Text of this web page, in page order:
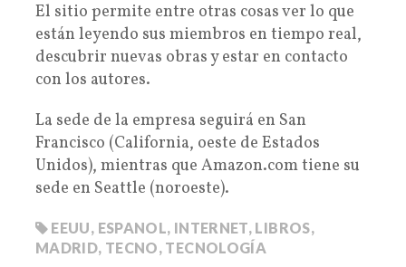
El sitio permite entre otras cosas ver lo que
están leyendo sus miembros en tiempo real,
descubrir nuevas obras y estar en contacto
con los autores.
La sede de la empresa seguirá en San
Francisco (California, oeste de Estados
Unidos), mientras que Amazon.com tiene su
sede en Seattle (noroeste).
EEUU, ESPANOL, INTERNET, LIBROS,
MADRID, TECNO, TECNOLOGÍA